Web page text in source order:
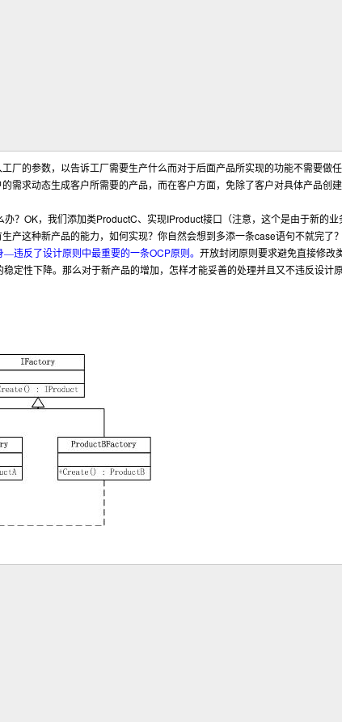
厂的参数，以告诉工厂需要生产什么而对于后面产品所实现的功能不需要做
需求动态生成客户所需要的产品，而在客户方面，免除了客户对具体产品创
办？ OK，我们添加类ProductC、实现IProduct接口（注意，这个是由于新的业
产这种新产品的能力，如何实现？你自然会想到多添一条case语句不就完了
—违反 了设计原则中最重要的一条OCP原则。 开放封闭原则要求避免直接修改
定性下降。那么对于新产品的增加，怎样才能妥善的处理并且又不违反设计